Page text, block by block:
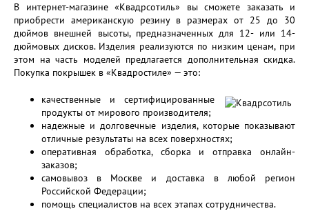
В интернет-магазине «Квадрсотиль» вы сможете заказать и
приобрести американскую резину в размерах от 25 до 30
дюймов внешней высоты, предназначенных для 12- или 14-
дюймовых дисков. Изделия реализуются по низким ценам, при
этом на часть моделей предлагается дополнительная скидка.
Покупка покрышек в «Квадростиле» — это:
качественные и сертифицированные
продукты от мирового производителя;
надежные и долговечные изделия, которые показывают
отличные результаты на всех поверхностях;
оперативная обработка, сборка и отправка онлайн-
заказов;
самовывоз в Москве и доставка в любой регион
Российской Федерации;
помощь специалистов на всех этапах сотрудничества.